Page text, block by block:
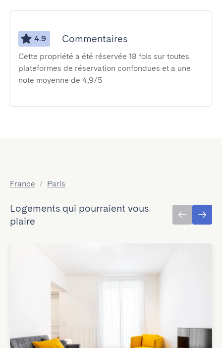
4.9 Commentaires
Cette propriété a été réservée 18 fois sur toutes
plateformes de réservation confondues et a une
note moyenne de 4,9/5
France / Paris
Logements qui pourraient vous
plaire